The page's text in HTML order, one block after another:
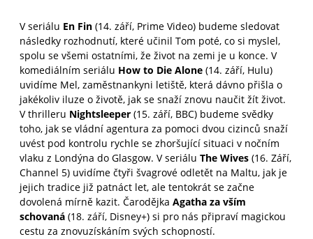
V seriálu En Fin (14. září, Prime Video) budeme sledovat
následky rozhodnutí, které učinil Tom poté, co si myslel,
spolu se všemi ostatními, že život na zemi je u konce. V
komediálním seriálu How to Die Alone (14. září, Hulu)
uvidíme Mel, zaměstnankyni letiště, která dávno přišla o
jakékoliv iluze o životě, jak se snaží znovu naučit žít život.
V thrilleru Nightsleeper (15. září, BBC) budeme svědky
toho, jak se vládní agentura za pomoci dvou cizinců snaží
uvést pod kontrolu rychle se zhoršující situaci v nočním
vlaku z Londýna do Glasgow. V seriálu The Wives (16. Září,
Channel 5) uvidíme čtyři švagrové odletět na Maltu, jak je
jejich tradice již patnáct let, ale tentokrát se začne
dovolená mírně kazit. Čarodějka Agatha za vším
schovaná (18. září, Disney+) si pro nás připraví magickou
cestu za znovuzískáním svých schopností.